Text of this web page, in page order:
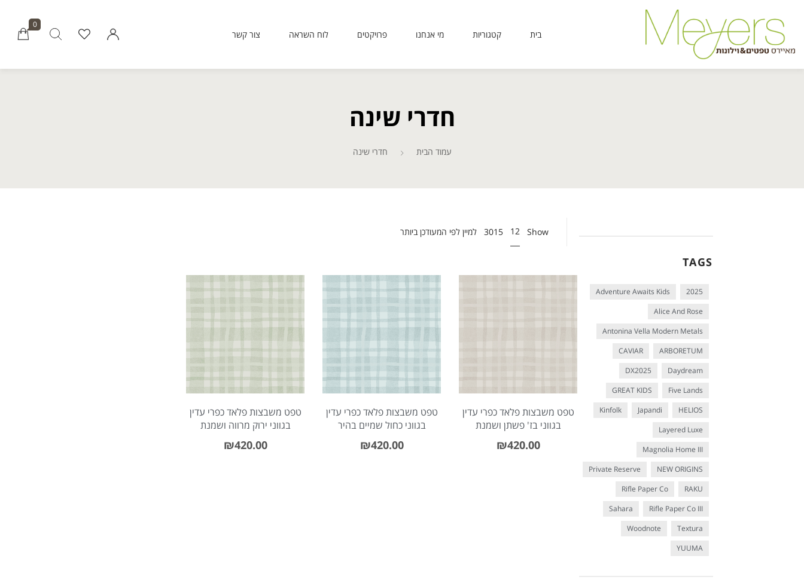
Millions of people around the world visit
Sitemap
בית קטגוריות מי אנחנו פרויקטים לוח השראה צור קשר
0
חדרי שינה
עמוד הבית חדרי שינה
TAGS
2025
Adventure Awaits Kids
Alice And Rose
Antonina Vella Modern Metals
ARBORETUM
CAVIAR
Daydream
DX2025
Five Lands
GREAT KIDS
HELIOS
Japandi
Kinfolk
Layered Luxe
Magnolia Home III
NEW ORIGINS
Private Reserve
RAKU
Rifle Paper Co
Rifle Paper Co III
Sahara
Textura
Woodnote
YUUMA
Show
12
15
30
טפט משבצות פלאד כפרי עדין
בגווני בז' פשתן ושמנת
₪420.00
טפט משבצות פלאד כפרי עדין
בגווני כחול שמיים בהיר
₪420.00
טפט משבצות פלאד כפרי עדין
בגווני ירוק מרווה ושמנת
₪420.00